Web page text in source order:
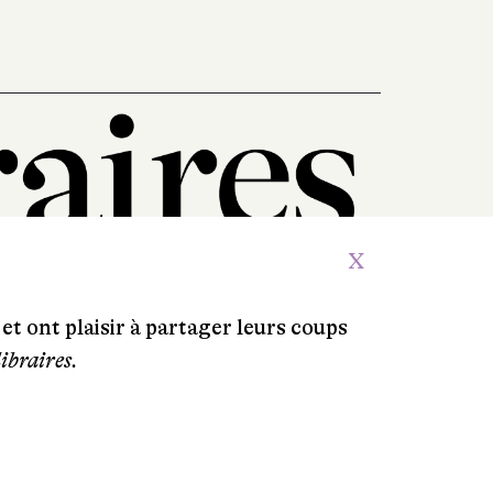
X
ont plaisir à partager leurs coups